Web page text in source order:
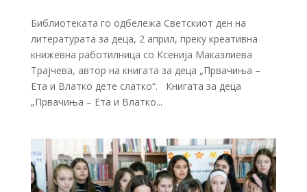
Библиотеката го одбележа Светскиот ден на
литературата за деца, 2 април, преку креативна
книжевна работилница со Ксенија Маказлиева
Трајчева, автор на книгата за деца „Првачиња –
Ета и Влатко дете слатко“. Книгата за деца
„Првачиња – Ета и Влатко...